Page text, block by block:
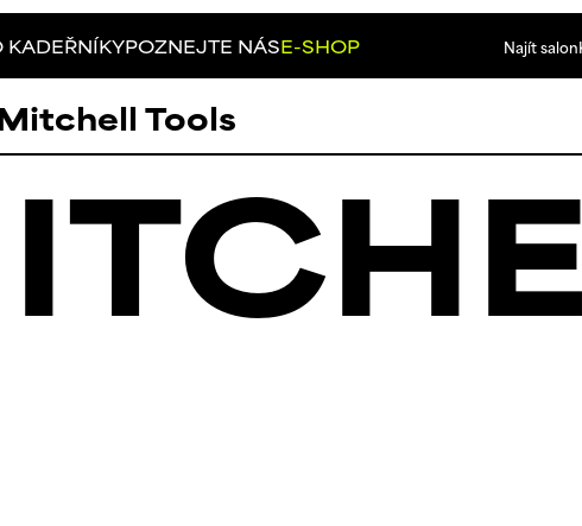
KADEŘNÍKY POZNEJTE NÁS E-SHOP Najít salon
Tools